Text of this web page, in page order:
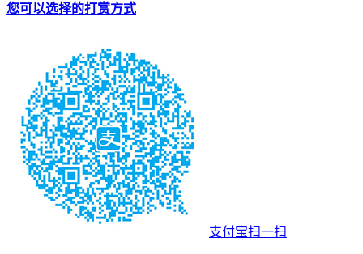
您可以选择的打赏方式
支付宝扫一扫